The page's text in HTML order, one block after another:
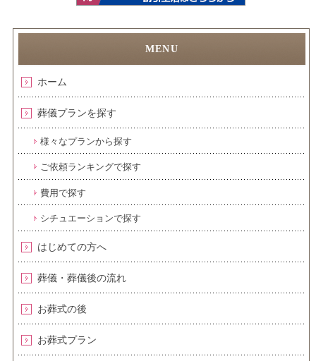
ホーム
葬儀プランを探す
様々なプランから探す
ご依頼ランキングで探す
費用で探す
シチュエーションで探す
はじめての方へ
葬儀・葬儀後の流れ
お葬式の後
お葬式プラン